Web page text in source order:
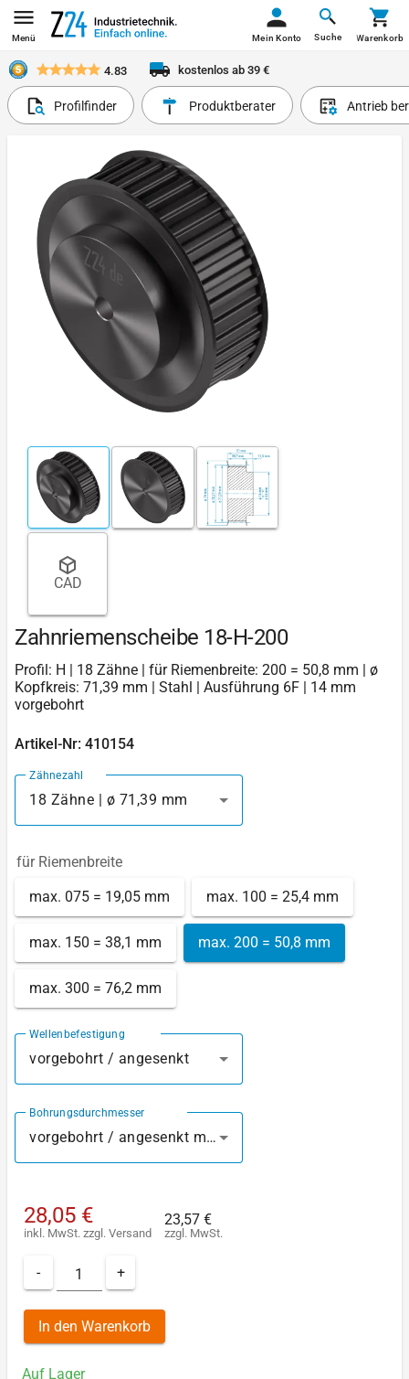
Menü Suche
Mein Konto Warenkorb
4.83 kostenlos ab 39 €
Profilfinder Produktberater Antrieb
CAD
Zahnriemenscheibe 18-H-200
Profil: H | 18 Zähne | für Riemenbreite: 200 = 50,8 mm | ø
Kopfkreis: 71,39 mm | Stahl | Ausführung 6F | 14 mm
vorgebohrt
Artikel-Nr: 410154
Zähnezahl
18 Zähne | ø 71,39 mm
für Riemenbreite
max. 075 = 19,05 mm max. 100 = 25,4 mm
max. 150 = 38,1 mm max. 200 = 50,8 mm
max. 300 = 76,2 mm
Wellenbefestigung
vorgebohrt / angesenkt
Bohrungsdurchmesser
vorgebohrt / angesenkt mm
28,05 €
inkl. MwSt. zzgl. Versand
23,57 €
zzgl. MwSt.
- +
In den Warenkorb
Auf Lager